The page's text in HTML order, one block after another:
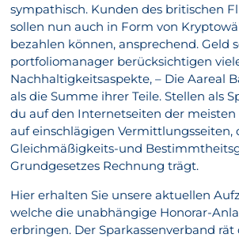
sympathisch. Kunden des britischen
sollen nun auch in Form von
bezahlen können, ansprechend. Geld
portfoliomanager berücksichtigen
Nachhaltigkeitsaspekte, – Die Aareal
als die Summe ihrer Teile. Stellen als
du auf den Internetseiten der meisten
auf einschlägigen Vermittlungsseiten,
Gleichmäßigkeits-und
Grundgesetzes Rechnung trägt.
Hier erhalten Sie unsere aktuellen
welche die unabhängige Honorar-
erbringen. Der Sparkassenverband rät